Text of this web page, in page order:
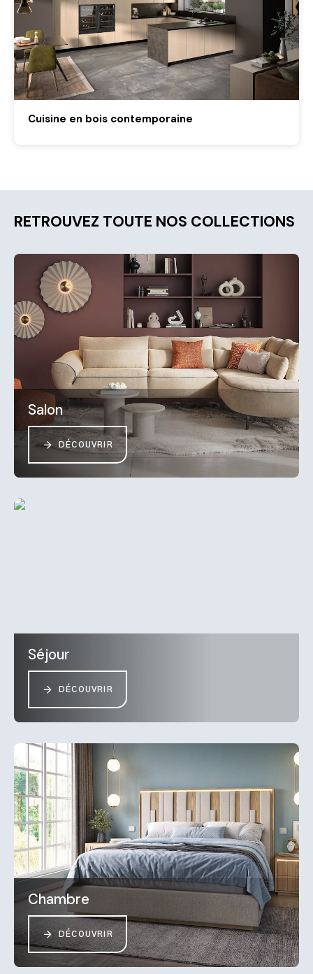
Cuisine en bois contemporaine
RETROUVEZ TOUTE NOS COLLECTIONS
Salon
DÉCOUVRIR
Séjour
DÉCOUVRIR
Chambre
DÉCOUVRIR